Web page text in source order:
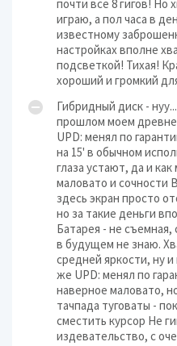
почти все 8 гигов! Но
играю, а пол часа в
известному
настройках вполне
подсветкой! Тихая!
хороший и громкий
Гибридный диск -
прошлом моем
UPD: менял по
на 15' в обычном
глаза устают, да и
маловато и сочности
здесь экран просто
но за такие деньги
Батарея - не съемная,
в будущем не знаю.
средней яркости, ну
же UPD: менял по
наверное маловато,
тачпада туговаты -
сместить курсор Не
издевательство, с